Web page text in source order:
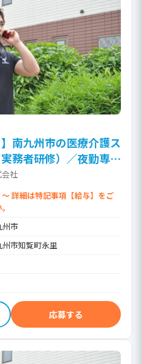
南九州市の医療介護ス
務者研修）／夜勤専従
る訪問介護（時給
介護職員実務者研修
社
詳細は特記事項【給与】をご
州市
市知覧町永里
応募する